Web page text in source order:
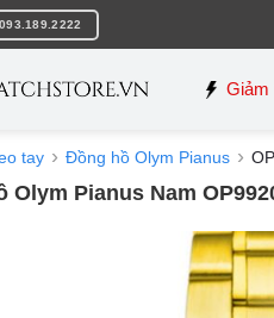
Giảm
tay Đồng hồ Olym Pianus
Olym Pianus Nam